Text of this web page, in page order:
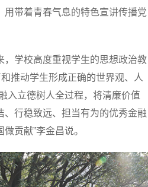
带着青春气息的特色宣讲传播党
学校高度重视学生的思想政治教
推动学生形成正确的世界观、人
入立德树人全过程，将清廉价值
行稳致远、担当有为的优秀金融
贡献”李金昌说。